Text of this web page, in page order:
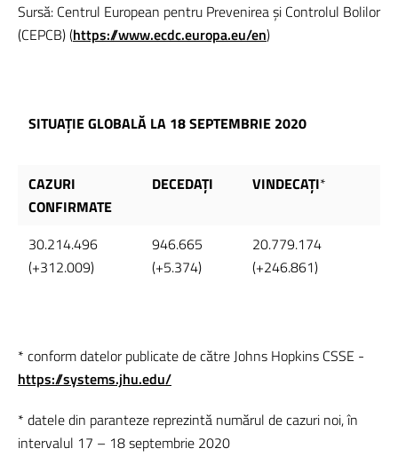
Sursă: Centrul European pentru Prevenirea și Controlul Bolilor
(CEPCB) (https://www.ecdc.europa.eu/en)
SITUAȚIE GLOBALĂ LA 18 SEPTEMBRIE 2020
CAZURI
CONFIRMATE
DECEDAȚI VINDECAȚI*
30.214.496
(+312.009)
946.665
(+5.374)
20.779.174
(+246.861)
* conform datelor publicate de către Johns Hopkins CSSE -
https://systems.jhu.edu/
* datele din paranteze reprezintă numărul de cazuri noi, în
intervalul 17 – 18 septembrie 2020